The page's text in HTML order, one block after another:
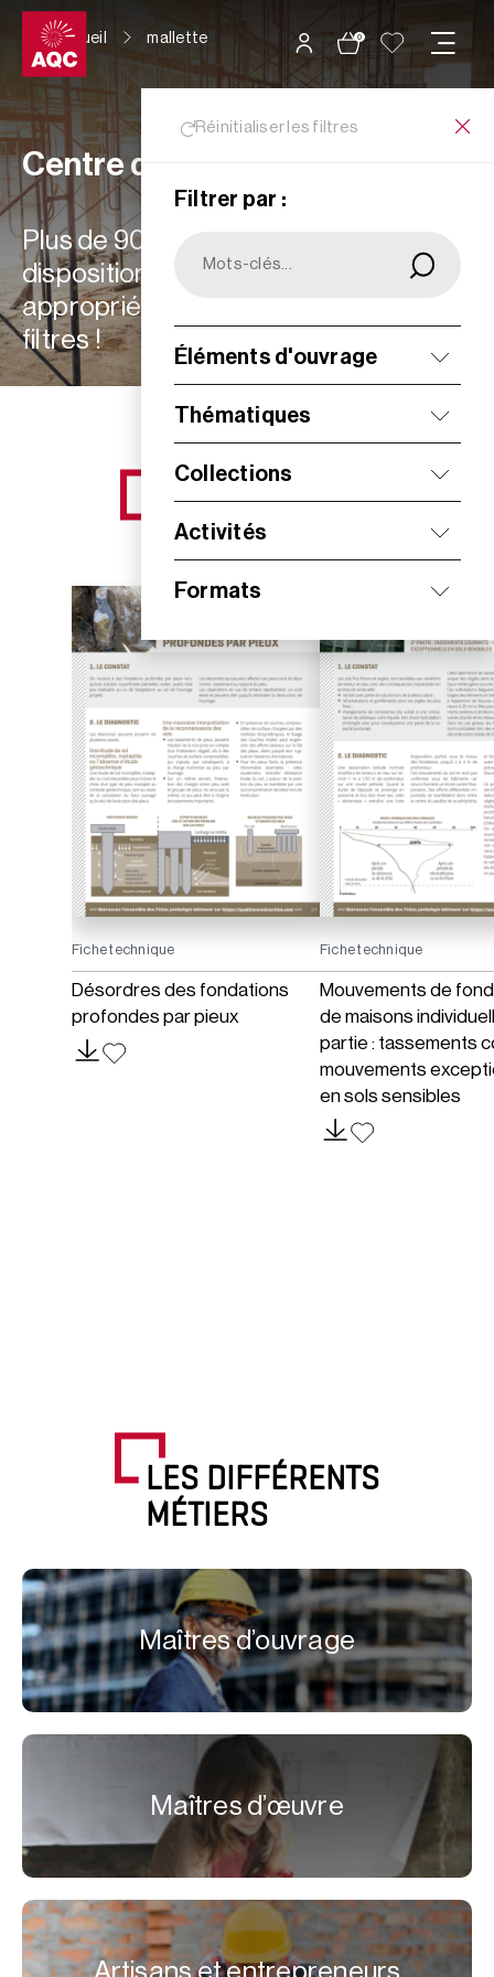
Panneau de gestion des cookies
0
Accueil mallette
Réinitialiser les filtres
Filtrer par :
Éléments d'ouvrage
Thématiques
Collections
Activités
Formats
Centre de ressources
Plus de 900 ressources à votre
disposition : choisissez les plus
appropriées à vos besoins grâce aux
filtres !
NOS NOUVEAUTÉS
Fiche technique
Désordres des fondations
profondes par pieux
Fiche technique
Mouvements de
de maisons
partie : tassements
mouvements
en sols sensibles
LES DIFFÉRENTS
MÉTIERS
Maîtres d’ouvrage
Maîtres d’œuvre
Artisans et entrepreneurs